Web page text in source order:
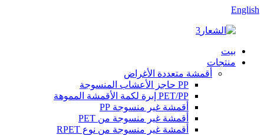
English
بيت
منتجات
أقمشة متعددة الأغراض
PP حاجز الأعشاب المنسوجة
PET/PP إبرة لكمة الأقمشة المموهة
أقمشة غير منسوجة PP
أقمشة غير منسوجة من PET
أقمشة غير منسوجة من نوع RPET